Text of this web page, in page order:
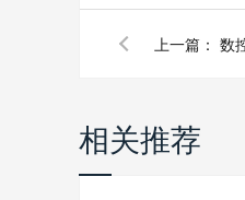
上一篇：
相关推荐